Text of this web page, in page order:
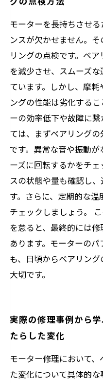
モーターを長持ちさせ
ンスが欠かせません。
リングの点検です。ベ
を減少させ、スムーズ
ています。しかし、摩
ングの性能は劣化する
ーの効率低下や故障に
ては、まずベアリング
です。異常な音や振動
ーズに回転するかをチ
スの状態や量も確認し
す。さらに、定期的な
チェックしましょう。
を怠ると、最終的には
あります。モーターの
も、日頃からベアリン
大切です。
実際の修理事例から
たらした変化
モーター修理において
た変化について具体的